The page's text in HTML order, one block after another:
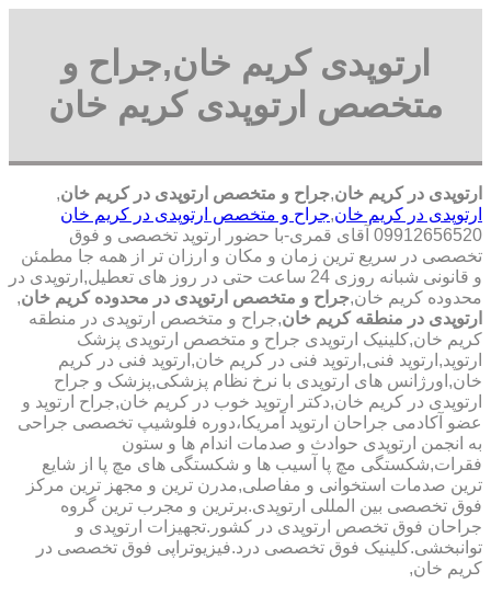
ارتوپدی کریم خان,جراح و
متخصص ارتوپدی کریم خان
ارتوپدی در کریم خان,جراح و متخصص ارتوپدی در کریم خان,
ارتوپدی در کریم خان,جراح و متخصص ارتوپدی در کریم خان
09912656520 آقای قمری-با حضور ارتوپد تخصصی و فوق
تخصصی در سریع ترین زمان و مکان و ارزان تر از همه جا مطمئن
و قانونی شبانه روزی 24 ساعت حتی در روز های تعطیل,ارتوپدی در
محدوده کریم خان,جراح و متخصص ارتوپدی در محدوده کریم خان,
ارتوپدی در منطقه کریم خان,جراح و متخصص ارتوپدی در منطقه
کریم خان,کلینیک ارتوپدی جراح و متخصص ارتوپدی پزشک
ارتوپد,ارتوپد فنی,ارتوپد فنی در کریم خان,ارتوپد فنی در کریم
خان,اورژانس های ارتوپدی با نرخ نظام پزشکی,پزشک و جراح
ارتوپدی در کریم خان,دکتر ارتوپد خوب در کریم خان,جراح ارتوپد و
عضو آکادمی جراحان ارتوپد آمریکا،دوره فلوشیپ تخصصی جراحی
به انجمن ارتوپدی حوادث و صدمات اندام ها و ستون
فقرات,شکستگی مچ پا آسیب ها و شکستگی های مچ پا از شایع
ترین صدمات استخوانی و مفاصلی,مدرن ترین و مجهز ترین مرکز
فوق تخصصی بین المللی ارتوپدی.برترین ‏و ‏مجرب ‏ترین ‏گروه
‏جراحان ‏فوق ‏تخصص ‏ارتوپدی ‏در ‏کشور.تجهیزات ارتوپدی و
توانبخشی.کلینیک فوق تخصصی درد.فیزیوتراپی فوق تخصصی در
کریم خان,